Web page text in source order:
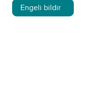
Engeli bildir